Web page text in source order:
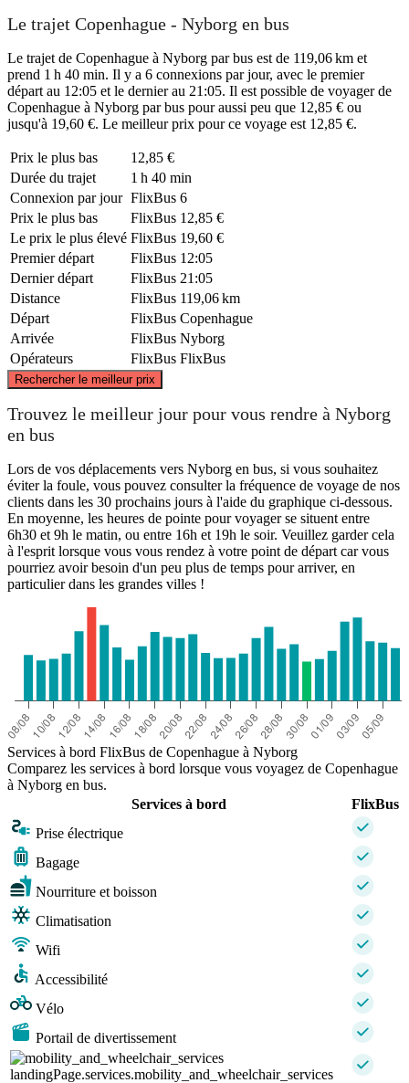
Le trajet Copenhague - Nyborg en bus
Le trajet de Copenhague à Nyborg par bus est de 119,06 km et
prend 1 h 40 min. Il y a 6 connexions par jour, avec le premier
départ au 12:05 et le dernier au 21:05. Il est possible de voyager de
Copenhague à Nyborg par bus pour aussi peu que 12,85 € ou
jusqu'à 19,60 €. Le meilleur prix pour ce voyage est 12,85 €.
Prix ​​le plus bas
12,85 €
Durée du trajet
1 h 40 min
Connexion par jour FlixBus 6
Prix ​​le plus bas
FlixBus 12,85 €
Le prix le plus élevé FlixBus 19,60 €
Premier départ
FlixBus 12:05
Dernier départ
FlixBus 21:05
Distance
FlixBus 119,06 km
Départ
FlixBus Copenhague
Arrivée
FlixBus Nyborg
Opérateurs
FlixBus FlixBus
Rechercher le meilleur prix
Nyborg
©CARTO
Trouvez le meilleur jour pour vous rendre à Nyborg
en bus
Lors de vos déplacements vers Nyborg en bus, si vous souhaitez
éviter la foule, vous pouvez consulter la fréquence de voyage de nos
clients dans les 30 prochains jours à l'aide du graphique ci-dessous.
En moyenne, les heures de pointe pour voyager se situent entre
6h30 et 9h le matin, ou entre 16h et 19h le soir. Veuillez garder cela
à l'esprit lorsque vous vous rendez à votre point de départ car vous
pourriez avoir besoin d'un peu plus de temps pour arriver, en
particulier dans les grandes villes !
Services à bord FlixBus de Copenhague à Nyborg
Comparez les services à bord lorsque vous voyagez de Copenhague
à Nyborg en bus.
Services à bord
FlixBus
Prise électrique
Bagage
Nourriture et boisson
Climatisation
Wifi
Accessibilité
Vélo
Portail de divertissement
landingPage.services.mobility_and_wheelchair_services